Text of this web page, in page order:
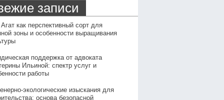
записи
как перспективный сорт для
зоны и особенности выращивания
поддержка от адвоката
Ильиной: спектр услуг и
работы
экологические изыскания для
основа безопасной